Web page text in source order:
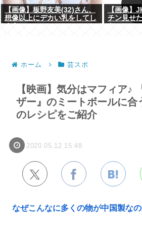
【画像】板野友美(32)さん、
想像以上にデカい乳をしてし
【画像】
チン見せ
ホーム 芸スポ
【映画】気分はマフィア♪
ザー』のミートボールに合
のレシピをご紹介
2020.05.12 15:48
なぜこんなに多くの物が中国製な